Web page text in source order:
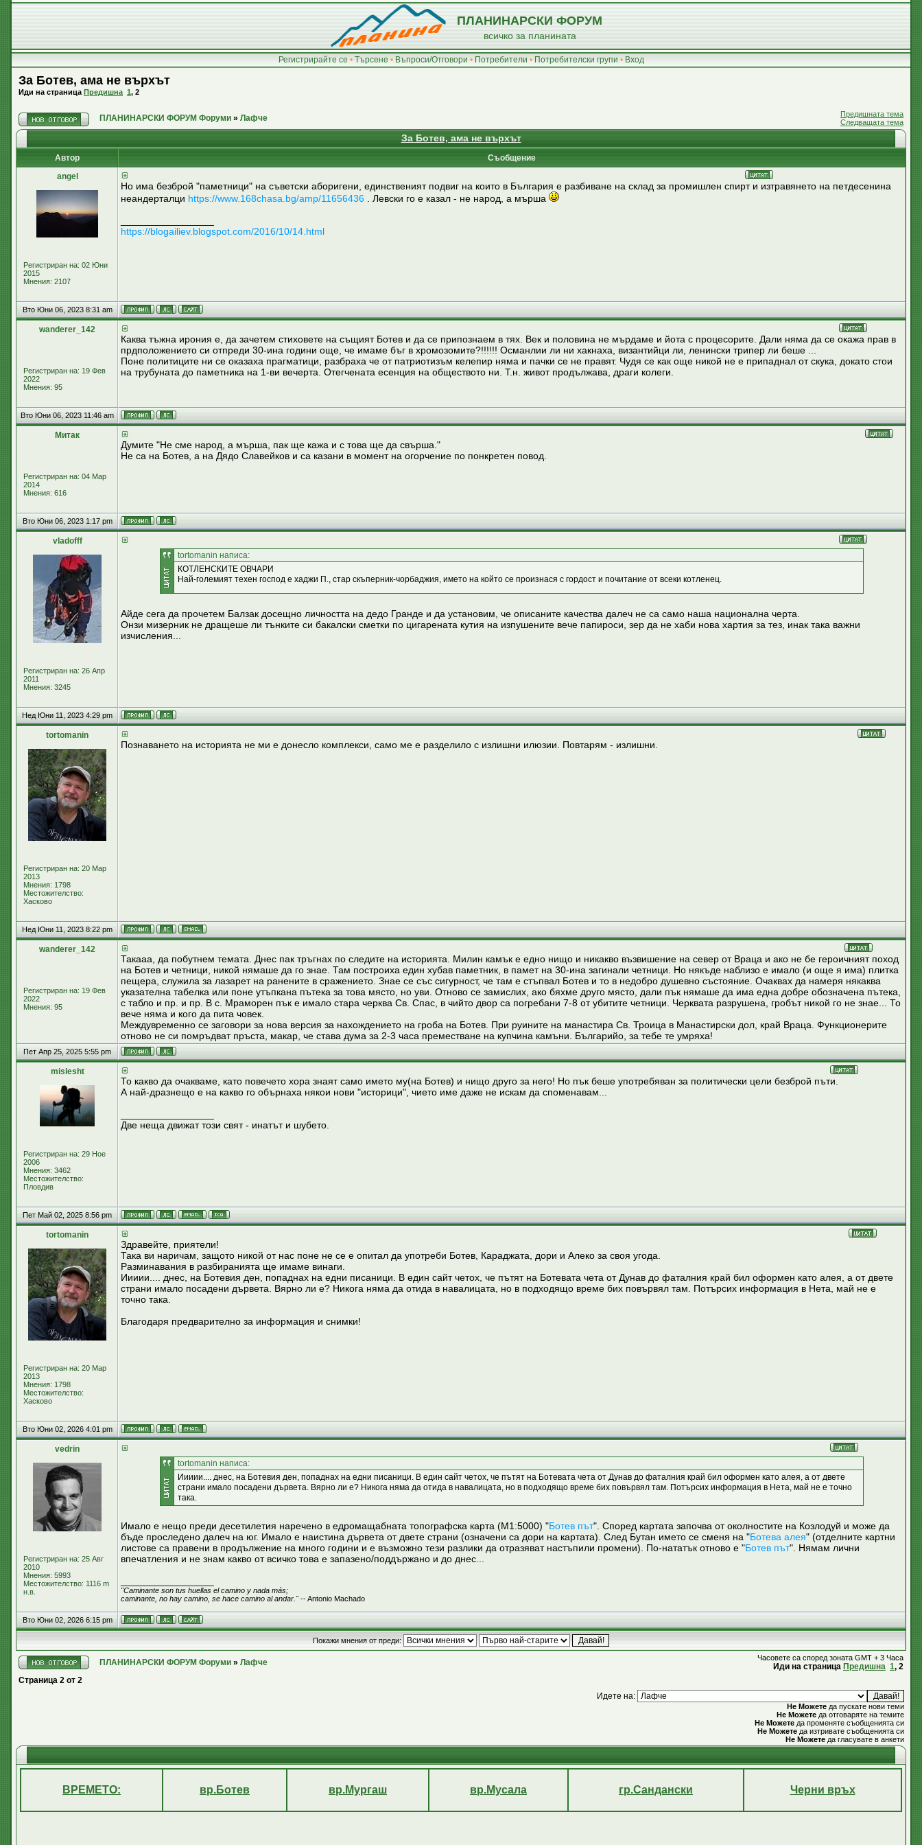
ПЛАНИНАРСКИ ФОРУМ
всичко за планината
Регистрирайте се • Търсене • Въпроси/Отговори • Потребители • Потребителски групи • Вход
За Ботев, ама не върхът
Иди на страница Предишна 1, 2
ПЛАНИНАРСКИ ФОРУМ Форуми » Лафче
Предишната тема
Следващата тема
За Ботев, ама не върхът
Автор
Съобщение
аngel
Регистриран на: 02 Юни
2015
Мнения: 2107
Но има безброй "паметници" на съветски аборигени, единственият подвиг на които в България е разбиване на склад за промишлен спирт и изтравянето на петдесенина
неандерталци https://www.168chasa.bg/amp/11656436 . Левски го е казал - не народ, а мърша
https://blogailiev.blogspot.com/2016/10/14.html
Вто Юни 06, 2023 8:31 am
wanderer_142
Регистриран на: 19 Фев
2022
Мнения: 95
Каква тъжна ирония е, да зачетем стиховете на същият Ботев и да се припознаем в тях. Век и половина не мърдаме и йота с процесорите. Дали няма да се окажа прав в
прдположението си отпреди 30-ина години още, че имаме бъг в хромозомите?!!!!!! Османлии ли ни хакнаха, византийци ли, ленински трипер ли беше ...
Поне политиците ни се оказаха прагматици, разбраха че от патриотизъм келепир няма и пачки се не правят. Чудя се как още никой не е припаднал от скука, докато стои
на трубуната до паметника на 1-ви вечерта. Отегчената есенция на обществото ни. Т.н. живот продължава, драги колеги.
Вто Юни 06, 2023 11:46 am
Митак
Регистриран на: 04 Мар
2014
Мнения: 616
Думите "Не сме народ, а мърша, пак ще кажа и с това ще да свърша."
Не са на Ботев, а на Дядо Славейков и са казани в момент на огорчение по понкретен повод.
Вто Юни 06, 2023 1:17 pm
vladofff
Регистриран на: 26 Апр
2011
Мнения: 3245
tortomanin написа:
КОТЛЕНСКИТЕ ОВЧАРИ
Най-големият техен господ е хаджи П., стар скъперник-чорбаджия, името на който се произнася с гордост и почитание от всеки котленец.
Айде сега да прочетем Балзак досещно личността на дедо Гранде и да установим, че описаните качества далеч не са само наша национална черта.
Онзи мизерник не дращеше ли тънките си бакалски сметки по цигарената кутия на изпушените вече папироси, зер да не хаби нова хартия за тез, инак така важни
изчисления...
Нед Юни 11, 2023 4:29 pm
tortomanin
Регистриран на: 20 Мар
2013
Мнения: 1798
Местожителство:
Хасково
Познаването на историята не ми е донесло комплекси, само ме е разделило с излишни илюзии. Повтарям - излишни.
Нед Юни 11, 2023 8:22 pm
wanderer_142
Регистриран на: 19 Фев
2022
Мнения: 95
Такааа, да побутнем темата. Днес пак тръгнах по следите на историята. Милин камък е едно нищо и никакво възвишение на север от Враца и ако не бе героичният поход
на Ботев и четници, никой нямаше да го знае. Там построиха един хубав паметник, в памет на 30-ина загинали четници. Но някъде наблизо е имало (и още я има) плитка
пещера, служила за лазарет на ранените в сражението. Знае се със сигурност, че там е стъпвал Ботев и то в недобро душевно състояние. Очаквах да намеря някаква
указателна табелка или поне утъпкана пътека за това място, но уви. Отново се замислих, ако бяхме друго място, дали пък нямаше да има една добре обозначена пътека,
с табло и пр. и пр. В с. Мраморен пък е имало стара черква Св. Спас, в чийто двор са погребани 7-8 от убитите четници. Черквата разрушена, гробът никой го не знае... То
вече няма и кого да пита човек.
Междувременно се заговори за нова версия за нахождението на гроба на Ботев. При руините на манастира Св. Троица в Манастирски дол, край Враца. Функционерите
отново не си помръдват пръста, макар, че става дума за 2-3 часа преместване на купчина камъни. Българийо, за тебе те умряха!
Пет Апр 25, 2025 5:55 pm
mislesht
Регистриран на: 29 Ное
2006
Мнения: 3462
Местожителство:
Пловдив
То какво да очакваме, като повечето хора знаят само името му(на Ботев) и нищо друго за него! Но пък беше употребяван за политически цели безброй пъти.
А най-дразнещо е на какво го обърнаха някои нови "историци", чието име даже не искам да споменавам...
Две неща движат този свят - инатът и шубето.
Пет Май 02, 2025 8:56 pm
tortomanin
Регистриран на: 20 Мар
2013
Мнения: 1798
Местожителство:
Хасково
Здравейте, приятели!
Така ви наричам, защото никой от нас поне не се е опитал да употреби Ботев, Караджата, дори и Алеко за своя угода.
Разминавания в разбиранията ще имаме винаги.
Иииии.... днес, на Ботевия ден, попаднах на едни писаници. В един сайт четох, че пътят на Ботевата чета от Дунав до фаталния край бил оформен като алея, а от двете
страни имало посадени дървета. Вярно ли е? Никога няма да отида в навалицата, но в подходящо време бих повървял там. Потърсих информация в Нета, май не е
точно така.
Благодаря предварително за информация и снимки!
Вто Юни 02, 2026 4:01 pm
vedrin
Регистриран на: 25 Авг
2010
Мнения: 5993
Местожителство: 1116 m
н.в.
tortomanin написа:
Иииии.... днес, на Ботевия ден, попаднах на едни писаници. В един сайт четох, че пътят на Ботевата чета от Дунав до фаталния край бил оформен като алея, а от двете
страни имало посадени дървета. Вярно ли е? Никога няма да отида в навалицата, но в подходящо време бих повървял там. Потърсих информация в Нета, май не е точно
така.
Имало е нещо преди десетилетия наречено в едромащабната топографска карта (М1:5000) "Ботев път". Според картата започва от околностите на Козлодуй и може да
бъде проследено далеч на юг. Имало е наистина дървета от двете страни (означени са дори на картата). След Бутан името се сменя на "Ботева алея" (отделните картни
листове са правени в продължение на много години и е възможно тези разлики да отразяват настъпили промени). По-нататък отново е "Ботев път". Нямам лични
впечатления и не знам какво от всичко това е запазено/поддържано и до днес...
"Caminante son tus huellas el camino y nada más;
caminante, no hay camino, se hace camino al andar."-- Antonio Machado
Вто Юни 02, 2026 6:15 pm
Покажи мнения от преди:
ПЛАНИНАРСКИ ФОРУМ Форуми » Лафче Часовете са според зоната GMT + 3 Часа
Иди на страница Предишна 1, 2
Страница 2 от 2
Идете на:
Не Можете да пускате нови теми
Не Можете да отговаряте на темите
Не Можете да променяте съобщенията си
Не Можете да изтривате съобщенията си
Не Можете да гласувате в анкети
ВРЕМЕТО: вр.Ботев вр.Мургаш вр.Мусала гр.Сандански Черни връх